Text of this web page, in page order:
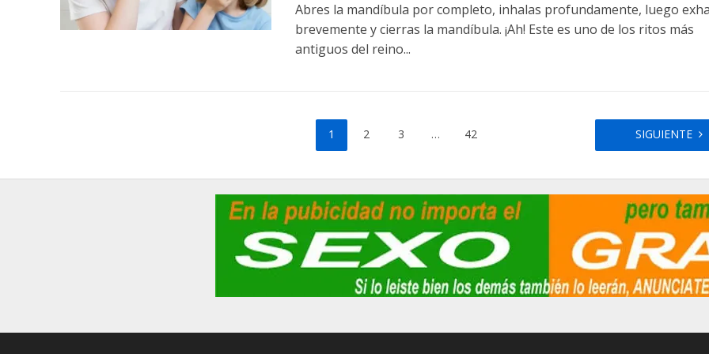
Abres la mandíbula por completo, inhalas profundamente, luego
brevemente y cierras la mandíbula. ¡Ah! Este es uno de los ritos más
antiguos del reino...
1 2 3 … 42 SIGUIENTE